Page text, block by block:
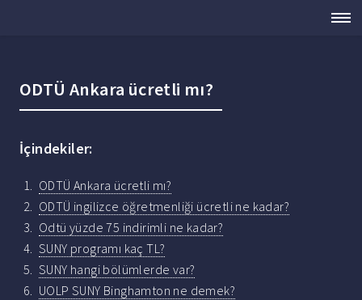
ODTÜ Ankara ücretli mı?
İçindekiler:
ODTÜ Ankara ücretli mı?
ODTÜ ingilizce öğretmenliği ücretli ne kadar?
Odtü yüzde 75 indirimli ne kadar?
SUNY programı kaç TL?
SUNY hangi bölümlerde var?
UOLP SUNY Binghamton ne demek?